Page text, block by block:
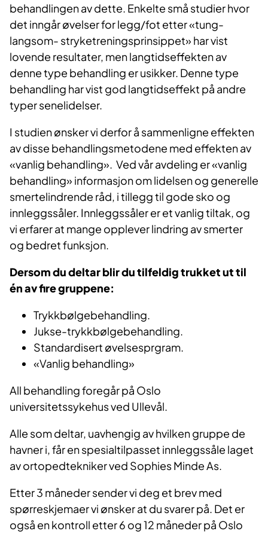
behandlingen av dette. Enkelte små studier hvor
det inngår øvelser for legg/fot etter «tung-
langsom- stryketreningsprinsippet» har vist
lovende resultater, men langtidseffekten av
denne type behandling er usikker. Denne type
behandling har vist god langtidseffekt på andre
typer senelidelser.
I studien ønsker vi derfor å sammenligne effekten
av disse behandlingsmetodene med effekten av
«vanlig behandling». Ved vår avdeling er «vanlig
behandling» informasjon om lidelsen og generelle
smertelindrende råd, i tillegg til gode sko og
innleggssåler. Innleggssåler er et vanlig tiltak, og
vi erfarer at mange opplever lindring av smerter
og bedret funksjon.
Dersom du deltar blir du tilfeldig trukket ut til
én av fire gruppene:
Trykkbølgebehandling.
Jukse-trykkbølgebehandling.
Standardisert øvelsesprgram.
«Vanlig behandling»
All behandling foregår på Oslo
universitetssykehus ved Ullevål.
Alle som deltar, uavhengig av hvilken gruppe de
havner i, får en spesialtilpasset innleggssåle laget
av ortopedtekniker ved Sophies Minde As.
Etter 3 måneder sender vi deg et brev med
spørreskjemaer vi ønsker at du svarer på. Det er
også en kontroll etter 6 og 12 måneder på Oslo